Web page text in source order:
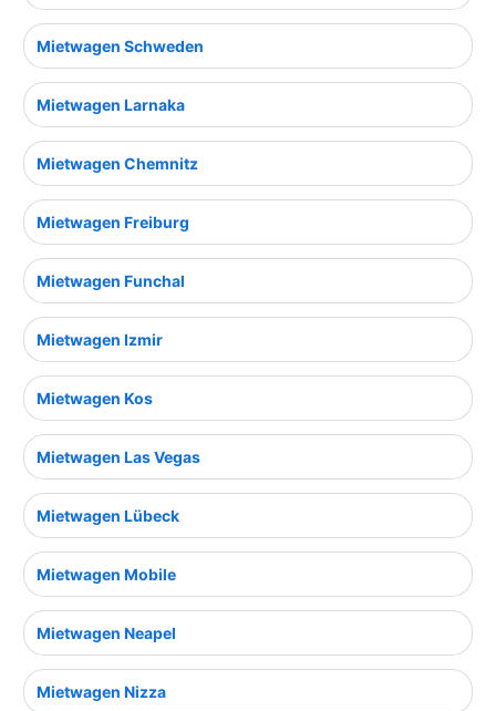
Mietwagen Schweden
Mietwagen Larnaka
Mietwagen Chemnitz
Mietwagen Freiburg
Mietwagen Funchal
Mietwagen Izmir
Mietwagen Kos
Mietwagen Las Vegas
Mietwagen Lübeck
Mietwagen Mobile
Mietwagen Neapel
Mietwagen Nizza